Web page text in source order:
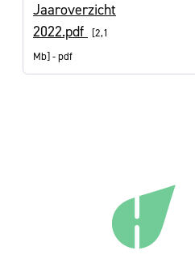
Jaaroverzicht
2022.pdf
2,1
Mb
pdf